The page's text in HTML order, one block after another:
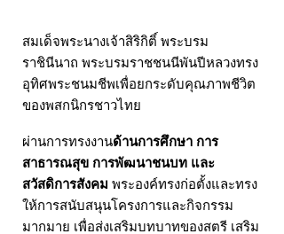
สมเด็จพระนางเจ้าสิริกิติ์ พระบรม
ราชินีนาถ พระบรมราชชนนีพันปีหลวงทรง
อุทิศพระชนมชีพเพื่อยกระดับคุณภาพชีวิต
ของพสกนิกรชาวไทย
ผ่านการทรงงานด้านการศึกษา การ
สาธารณสุข การพัฒนาชนบท และ
สวัสดิการสังคม พระองค์ทรงก่อตั้งและทรง
ให้การสนับสนุนโครงการและกิจกรรม
มากมาย เพื่อส่งเสริมบทบาทของสตรี เสริม